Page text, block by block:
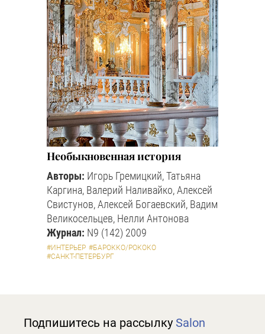
Необыкновенная история
Авторы: Игорь Гремицкий, Татьяна
Каргина, Валерий Наливайко, Алексей
Свистунов, Алексей Богаевский, Вадим
Великосельцев, Нелли Антонова
Журнал: N9 (142) 2009
#ИНТЕРЬЕР #БАРОККО/РОКОКО
#САНКТ-ПЕТЕРБУРГ
Подпишитесь на рассылку Salon